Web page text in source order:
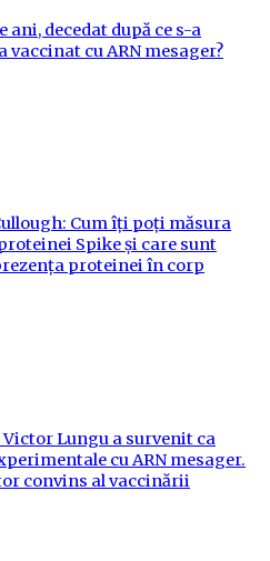
ani, decedat după ce s-a
vaccinat cu ARN mesager?
Cum îți poți măsura
Spike și care sunt
proteinei în corp
Lungu a survenit ca
cu ARN mesager.
convins al vaccinării